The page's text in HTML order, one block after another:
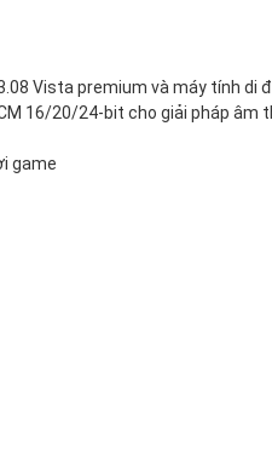
Vista premium và máy tính di
16/20/24-bit cho giải pháp âm
game